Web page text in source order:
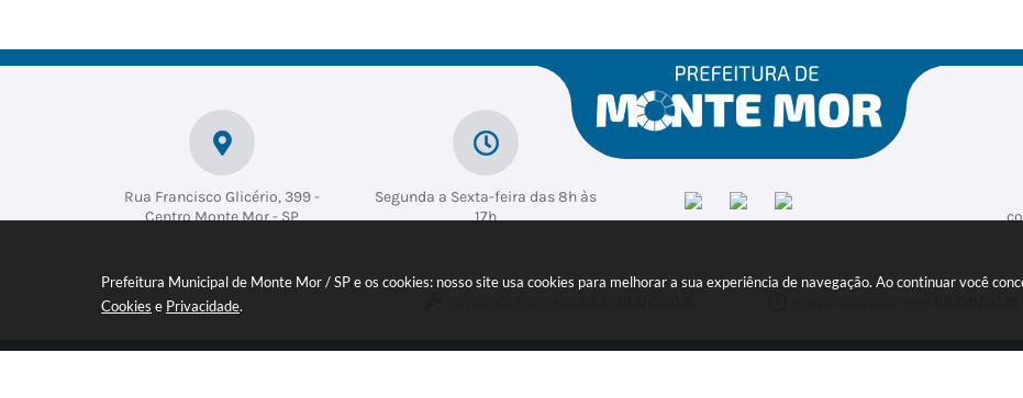
Prefeitura Municipal de Monte Mor / SP e os cookies: nosso site usa cookies para melhorar a sua experiência de navegação. Ao continuar você
Cookies e Privacidade.
Rua Francisco Glicério, 399 -
Centro Monte Mor - SP
Segunda a Sexta-feira das 8h às
17h